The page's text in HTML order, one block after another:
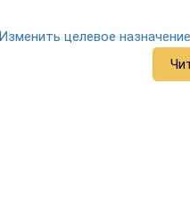
Изменить целевое